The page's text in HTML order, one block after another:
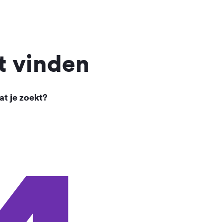
vinden
je zoekt?